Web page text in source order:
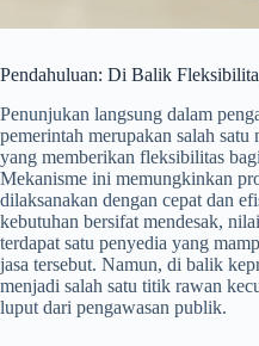
Pendahuluan: Di Balik
Penunjukan langsung dalam
pemerintah merupakan salah
yang memberikan fleksibilitas
Mekanisme ini memungkinkan
dilaksanakan dengan cepat dan
kebutuhan bersifat mendesak,
terdapat satu penyedia yang
jasa tersebut. Namun, di balik
menjadi salah satu titik rawan
luput dari pengawasan publik.